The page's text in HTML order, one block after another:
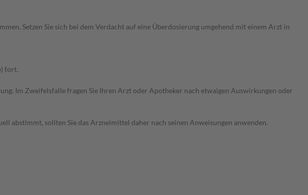
Setzen Sie sich bei dem Verdacht auf eine Überdosierung umgehend mit einem Arzt in
fort.
Im Zweifelsfalle fragen Sie Ihren Arzt oder Apotheker nach etwaigen Auswirkungen oder
abstimmt, sollten Sie das Arzneimittel daher nach seinen Anweisungen anwenden.